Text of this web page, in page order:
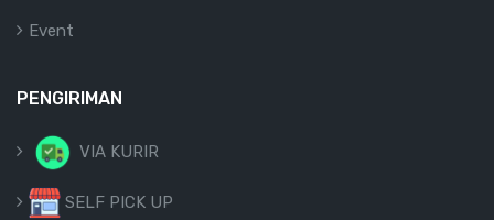
Event
PENGIRIMAN
VIA KURIR
SELF PICK UP